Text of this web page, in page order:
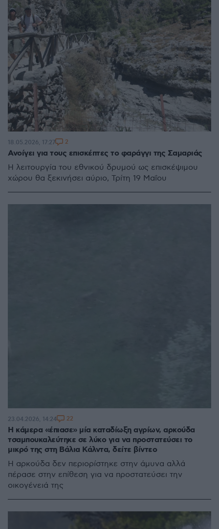
Ανοίγει για τους επισκέπτες το φαράγγι της Σαμαριάς
Η λειτουργία του εθνικού δρυμού ως επισκέψιμου
χώρου θα ξεκινήσει αύριο, Τρίτη 19 Μαΐου
18.05.2026, 17:27 2
Η κάμερα «έπιασε» μία καταδίωξη αγρίων, αρκούδα
τσαμπουκαλεύτηκε σε λύκο για να προστατεύσει το
μικρό της στη Βάλια Κάλντα, δείτε βίντεο
Η αρκούδα δεν περιορίστηκε στην άμυνα αλλά
πέρασε στην επίθεση για να προστατεύσει την
οικογένειά της
23.04.2026, 14:24 22